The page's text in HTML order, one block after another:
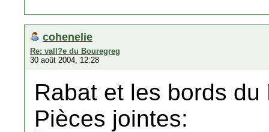
cohenelie
Re: vall?e du Bouregreg
30 août 2004, 12:28
Rabat et les bords du
Pièces jointes: